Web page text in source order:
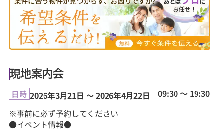
現地案内会
日時 2026年3月21日 ～ 2026年4月22日 09:30 ～ 19:30
※事前に必ず予約してください
●イベント情報●